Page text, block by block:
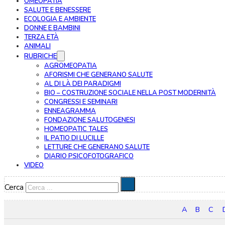
SALUTE E BENESSERE
ECOLOGIA E AMBIENTE
DONNE E BAMBINI
TERZA ETÀ
ANIMALI
RUBRICHE
AGROMEOPATIA
AFORISMI CHE GENERANO SALUTE
AL DI LÀ DEI PARADIGMI
BIO – COSTRUZIONE SOCIALE NELLA POST MODERNITÀ
CONGRESSI E SEMINARI
ENNEAGRAMMA
FONDAZIONE SALUTOGENESI
HOMEOPATIC TALES
IL PATIO DI LUCILLE
LETTURE CHE GENERANO SALUTE
DIARIO PSICOFOTOGRAFICO
VIDEO
Cerca
A B C